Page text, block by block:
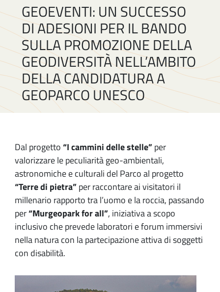
GEOEVENTI: UN SUCCESSO
DI ADESIONI PER IL BANDO
SULLA PROMOZIONE DELLA
GEODIVERSITÀ NELL’AMBITO
DELLA CANDIDATURA A
GEOPARCO UNESCO
Dal progetto“I cammini delle stelle”per
valorizzare le peculiarità geo-ambientali,
astronomiche e culturali del Parco al progetto
“Terre di pietra”per raccontare ai visitatori il
millenario rapporto tra l’uomo e la roccia, passando
per“Murgeopark for all”, iniziativa a scopo
inclusivo che prevede laboratori e forum immersivi
nella natura con la partecipazione attiva di soggetti
con disabilità.
Image